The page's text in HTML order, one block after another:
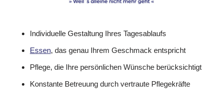
Individuelle Gestaltung Ihres Tagesablaufs
Essen, das genau Ihrem Geschmack entspricht
Pflege, die Ihre persönlichen Wünsche berücksichtigt
Konstante Betreuung durch vertraute Pflegekräfte